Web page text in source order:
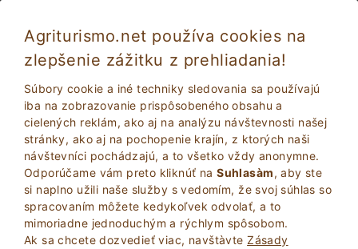
Agriturismo.net používa cookies na
zlepšenie zážitku z prehliadania!
Súbory cookie a iné techniky sledovania sa používajú
iba na zobrazovanie prispôsobeného obsahu a
cielených reklám, ako aj na analýzu návštevnosti našej
stránky, ako aj na pochopenie krajín, z ktorých naši
návštevníci pochádzajú, a to všetko vždy anonymne.
Odporúčame vám preto kliknúť naSuhlasàm, aby ste
si naplno užili naše služby s vedomím, že svoj súhlas so
spracovaním môžete kedykoľvek odvolať, a to
mimoriadne jednoduchým a rýchlym spôsobom.
Ak sa chcete dozvedieť viac, navštà­vteZásady
Cinigiano 2019
Statok
Grosseto , Cinigiano(Pozri mapu) 8Počet lôžok
POžIADAJTE VLASTNíKA BOOK
9
Viac Informácií